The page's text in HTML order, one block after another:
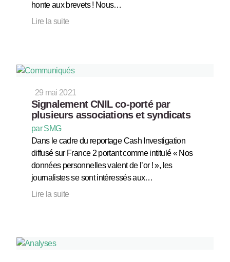
honte aux brevets ! Nous…
Lire la suite
29 mai 2021
Signalement CNIL co-porté par
plusieurs associations et syndicats
par SMG
Dans le cadre du reportage Cash Investigation
diffusé sur France 2 portant comme intitulé « Nos
données personnelles valent de l’or ! », les
journalistes se sont intéressés aux…
Lire la suite